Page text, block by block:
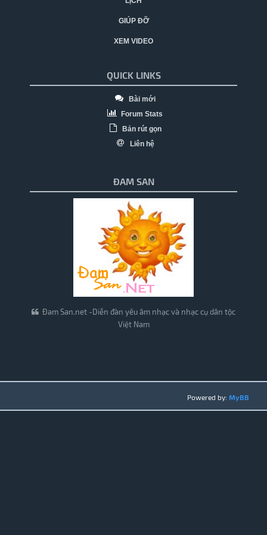
GIÚP ĐỠ
XEM VIDEO
QUICK LINKS
Bài mới
Forum Stats
Bản rút gọn
Liên hệ
ĐAM SAN
Đam San.net -Diễn đàn yêu âm nhạc và nhạc cụ dân tộc
Việt Nam
Powered by: MyBB